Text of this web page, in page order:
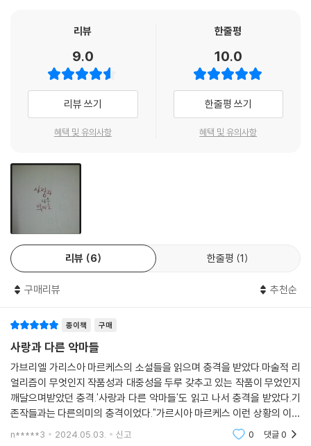
가르시아 마르케스의 영원한 주제인 ‘성(性)’과 ‘사랑’은 이중의 금단이라
을 느끼면서도 “성령은 신앙보다 사랑을 더 중요하게 여긴다.”라고 말하는
델라우라의 태도나, 그를 만나지 못하게 되자 진짜로 악마에 씐 듯 사무치
게 임을 그리는 소녀의 마음”(작품 해설 중에서)을 통해 그 무엇도 소멸시
키지 못하는 진정한 사랑의 힘을 엿볼 수 있다.
교적 억압과 시대의 광기
구 도시 카르타헤나다. 카리브 해에 위치한 카르타헤나는 스페인의 남미
진출 초기인 1533년에 창건되어 이듬해에는 주교가 파견되었다. 항구를
스페인에서 선단이 올 때면 세계 어디에 내놓아도 손색없을 만큼 큰 장이
섰다. 그리고 그 노동력을 충당하기 위해 흑인 노예들을 사고파는 노예 시
함에 따라 카르타헤나 역시 쇠락하기 시작한다. 1811년까지 활동한 종교
어나지 못하게 된다.
식민지로부터의 억압과 착취의 무게를 짊어져야만 했던 라틴아메리카의
사회적 분위기, 그리고 식민 권력과 함께 흘러들어와 뿌리 내렸던 가톨릭
문화 등이 작품 전반에 걸쳐 갈등과 긴장을 만들어 낸다. 이 갈등의 대표적
예가 시에르바 마리아에게 행해진 잔인하고 가혹한 엑소시즘 의식이다.
가르시아 마르케스는 『사랑과 다른 악마들』에서 역시 전작들과 마찬가지
로 사회 비판적인 시각을 유지한다. 가톨릭과 식민 지배자들의 우월감, 이
리뷰
9.0
리뷰 쓰기
혜택 및 유의사항
한줄평
10.0
한줄평 쓰기
혜택 및 유의사항
리뷰 6 한줄평 1
구매리뷰 추천순
종이책 구매
사랑과 다른 악마들
가브리엘 가리스아 마르케스의 소설들을 읽으며 충격을 받았다.마술적 리
얼리즘이 무엇인지 작품성과 대중성을 두루 갖추고 있는 작품이 무었인지
깨달으며받았던 충격.'사랑과 다른 악마들'도 읽고 나서 충격을 받았다.기
존작들과는 다른의미의 충격이었다."가르시아 마르케스 이런 상황의 이야
기"를 쓰다니 하면서 받은 충격이었다.종교적 억압과 시대의 광기, 순수함
n*****3 2024.05.03. 신고 0 댓글0